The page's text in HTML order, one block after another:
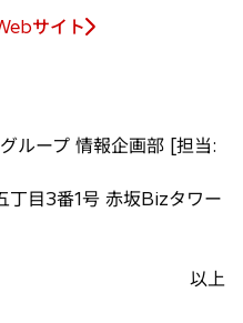
サイト
ループ 情報企画部 [担当:
丁目3番1号 赤坂Bizタワー
以上